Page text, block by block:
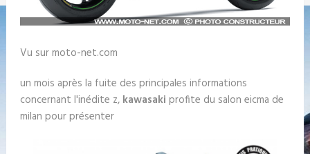
Vu sur moto-net.com
un mois après la fuite des principales informations
concernant l'inédite z, kawasaki profite du salon eicma de
milan pour présenter